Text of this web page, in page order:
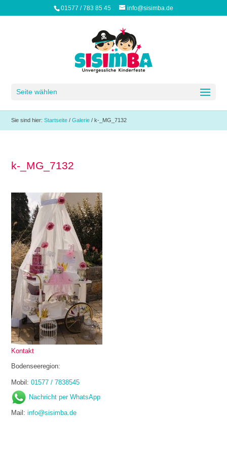
01577 / 783 85 45 info@sisimba.de
Seite wählen
Sie sind hier:Startseite /Galerie /k-_MG_7132
k-_MG_7132
Kontakt
Bodenseeregion:
Mobil:01577 / 7838545
Nachricht per WhatsApp
Mail:info@sisimba.de